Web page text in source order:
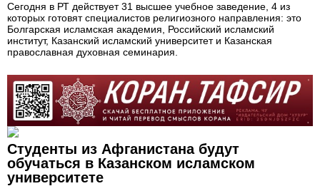
Сегодня в РТ действует 31 высшее учебное заведение, 4 из
которых готовят специалистов религиозного направления: это
Болгарская исламская академия, Российский исламский
институт, Казанский исламский университет и Казанская
православная духовная семинария.
Студенты из Афганистана будут
обучаться в Казанском исламском
университете